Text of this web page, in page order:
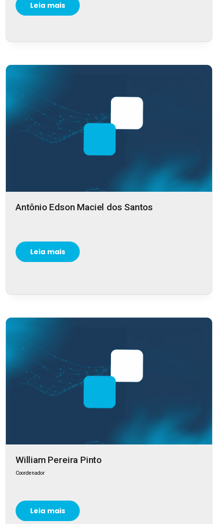
Leia mais
Antônio Edson Maciel dos Santos
Leia mais
William Pereira Pinto
Coordenador
Leia mais